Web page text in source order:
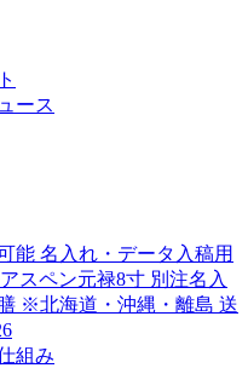
ース
能 名入れ・データ入稿用
スペン元禄8寸 別注名入
※北海道・沖縄・離島 送
組み